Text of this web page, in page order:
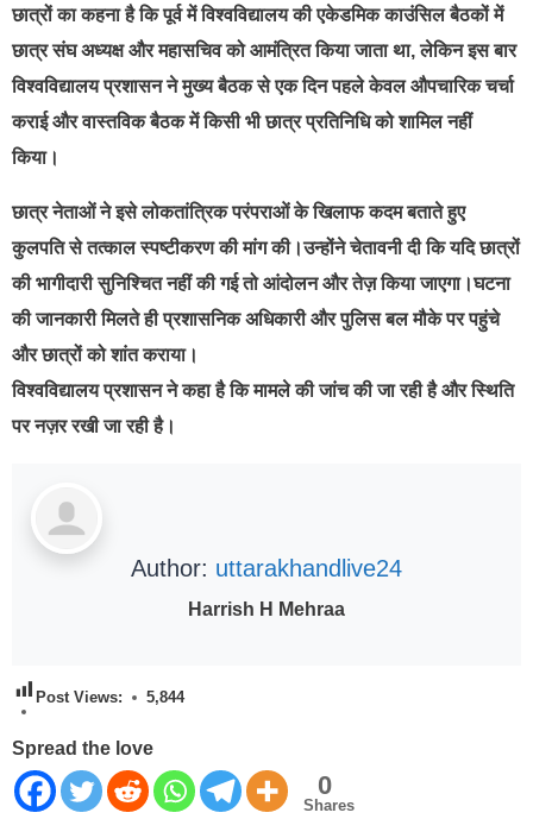
छात्रों का कहना है कि पूर्व में विश्वविद्यालय की एकेडमिक काउंसिल बैठकों में
छात्र संघ अध्यक्ष और महासचिव को आमंत्रित किया जाता था, लेकिन इस बार
विश्वविद्यालय प्रशासन ने मुख्य बैठक से एक दिन पहले केवल औपचारिक चर्चा
कराई और वास्तविक बैठक में किसी भी छात्र प्रतिनिधि को शामिल नहीं
किया।
छात्र नेताओं ने इसे लोकतांत्रिक परंपराओं के खिलाफ कदम बताते हुए
कुलपति से तत्काल स्पष्टीकरण की मांग की।उन्होंने चेतावनी दी कि यदि छात्रों
की भागीदारी सुनिश्चित नहीं की गई तो आंदोलन और तेज़ किया जाएगा।घटना
की जानकारी मिलते ही प्रशासनिक अधिकारी और पुलिस बल मौके पर पहुंचे
और छात्रों को शांत कराया।
विश्वविद्यालय प्रशासन ने कहा है कि मामले की जांच की जा रही है और स्थिति
पर नज़र रखी जा रही है।
Author: uttarakhandlive24
Harrish H Mehraa
Post Views: 5,844
Spread the love
0
Shares